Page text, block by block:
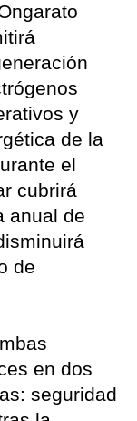
y
de la
el
cubrirá
anual de
de
en dos
seguridad